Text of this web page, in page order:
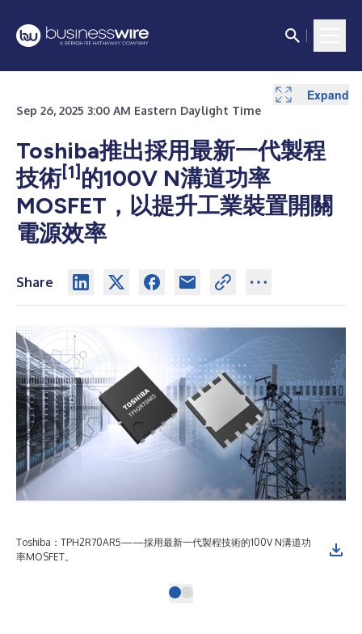
Sep 26, 2025 3:00 AM Eastern Daylight Time
Toshiba推出採用最新一代製程
技術[1] 的100V N溝道功率
MOSFET，以提升工業裝置開關
電源效率
Share
Toshiba：TPH2R70AR5——採用最新一代製程技術的100V N溝道功
率MOSFET。
Expand